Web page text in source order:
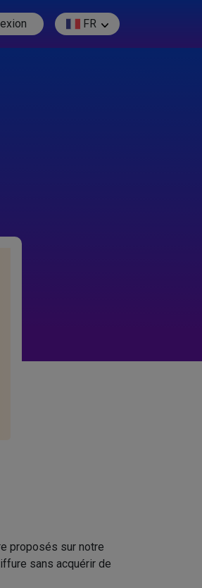
FR
proposés sur notre
sans acquérir de